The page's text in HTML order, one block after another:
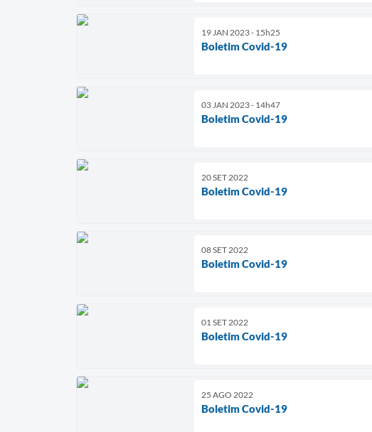
19 JAN 2023 - 15h25
Boletim Covid-19
03 JAN 2023 - 14h47
Boletim Covid-19
20 SET 2022
Boletim Covid-19
08 SET 2022
Boletim Covid-19
01 SET 2022
Boletim Covid-19
25 AGO 2022
Boletim Covid-19